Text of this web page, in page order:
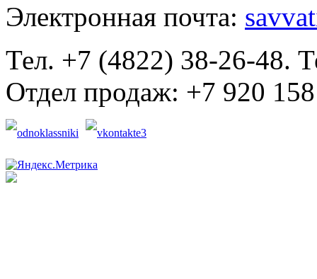
Электронная почта:
Тел. +7 (4822) 38-26-48.
Отдел продаж: +7 920